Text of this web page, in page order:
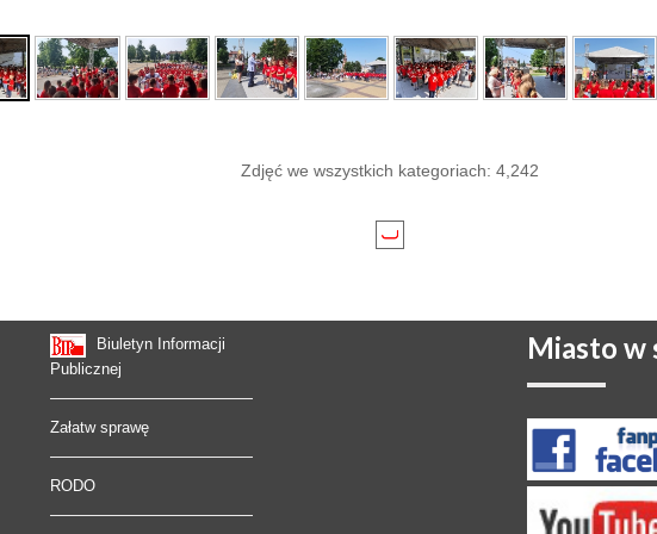
Zdjęć we wszystkich kategoriach: 4,242
Biuletyn Informacji
Publicznej
Załatw sprawę
RODO
Miasto w